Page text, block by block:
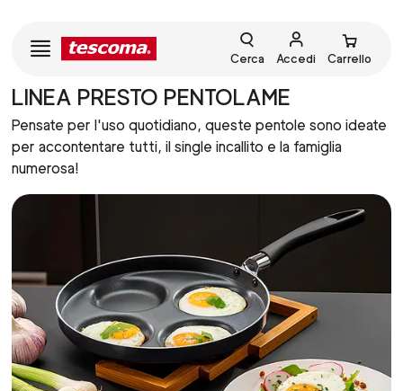
Cerca Accedi Carrello
LINEA PRESTO PENTOLAME
Pensate per l'uso quotidiano, queste pentole sono ideate
per accontentare tutti, il single incallito e la famiglia
numerosa!